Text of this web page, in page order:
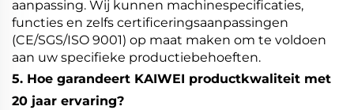
aanpassing. Wij kunnen machinespecificaties,
functies en zelfs certificeringsaanpassingen
(CE/SGS/ISO 9001) op maat maken om te voldoen
aan uw specifieke productiebehoeften.
5. Hoe garandeert KAIWEI productkwaliteit met
20 jaar ervaring?